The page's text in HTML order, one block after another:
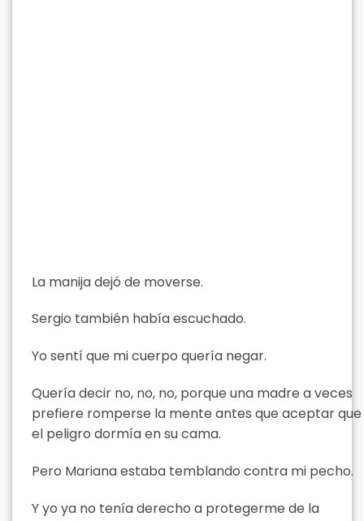
La manija dejó de moverse.
Sergio también había escuchado.
Yo sentí que mi cuerpo quería negar.
Quería decir no, no, no, porque una madre a veces
prefiere romperse la mente antes que aceptar que
el peligro dormía en su cama.
Pero Mariana estaba temblando contra mi pecho.
Y yo ya no tenía derecho a protegerme de la